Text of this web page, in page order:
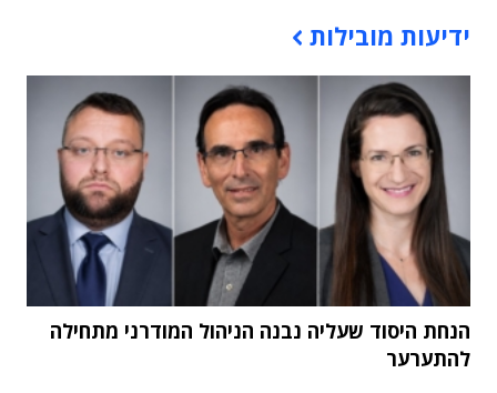
ידיעות מובילות
הנחת היסוד שעליה נבנה הניהול המודרני מתחילה
להתערער